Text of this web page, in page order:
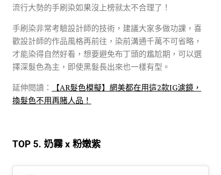
流行大勢的手刷染如果沒上榜就太不合理了！
手刷染非常考驗設計師的技術，建議大家多做功課，喜
歡設計師的作品風格再前往，染前溝通千萬不可省略，
才能染得自然好看，想要避免布丁頭的尷尬期，可以選
擇深髮色為主，即使黑髮長出來也一樣有型。
延伸閱讀：
【AR髮色模擬】網美都在用這2款IG濾鏡，
換髮色不用再賭人品！
TOP 5. 奶霧 x 粉嫩紫